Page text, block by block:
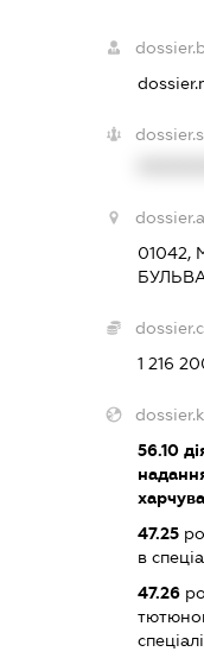
01042,
1 216
56.10
47.25
в
47.26